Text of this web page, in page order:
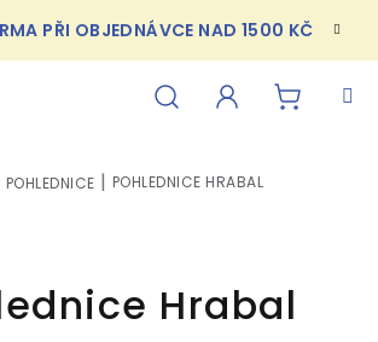
PŘI OBJEDNÁVCE NAD 1500 KČ
POHLEDNICE POHLEDNICE HRABAL
Hrabal